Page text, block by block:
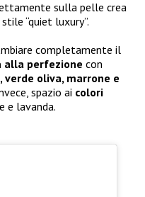
sulla pelle crea
“quiet luxury”.
completamente il
alla perfezione con
verde oliva, marrone e
spazio ai colori
e lavanda.